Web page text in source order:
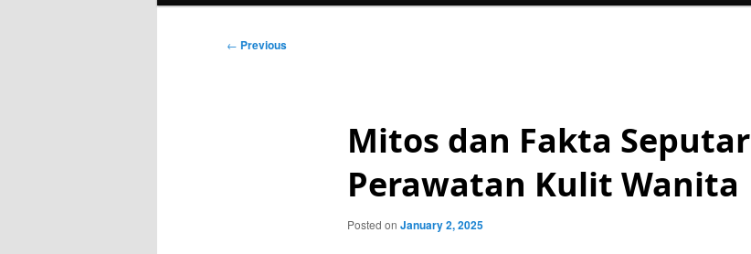
Post
← Previous
Mitos dan Fakta Seputar
Perawatan Kulit Wanita
Posted on January 2, 2025